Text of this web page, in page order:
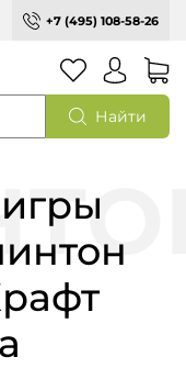
+7 (495) 108-58-26
Найти